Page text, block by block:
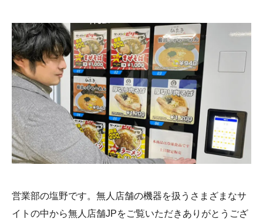
営業部の塩野です。無人店舗の機器を扱うさまざまなサ
イトの中から無人店舗JPをご覧いただきありがとうござ